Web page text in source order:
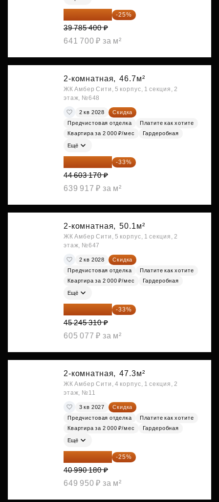
29 839 050 ₽ -25%
39 785 400 ₽
641 700 ₽ за м²
2-комнатная, 46.7м²
ЖК Амбер Сити, 5 корпус, 1 секция, 2
этаж, №648
2 кв 2028
Скидка
Предчистовая отделка
Платите как хотите
Квартира за 2 000 ₽/мес
Гардеробная
Ещё
29 884 124 ₽ -33%
44 603 170 ₽
639 917 ₽ за м²
2-комнатная, 50.1м²
ЖК Амбер Сити, 5 корпус, 1 секция, 2
этаж, №647
2 кв 2028
Скидка
Предчистовая отделка
Платите как хотите
Квартира за 2 000 ₽/мес
Гардеробная
Ещё
30 314 358 ₽ -33%
45 245 310 ₽
605 077 ₽ за м²
2-комнатная, 47.3м²
ЖК Амбер Сити, 4 корпус, 1 секция, 2
этаж, №11
3 кв 2027
Скидка
Предчистовая отделка
Платите как хотите
Квартира за 2 000 ₽/мес
Гардеробная
Ещё
30 742 635 ₽ -25%
40 990 180 ₽
649 950 ₽ за м²